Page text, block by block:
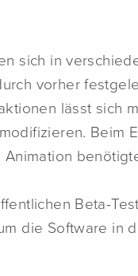
sich in
vorher
lässt sich
Beim
Beta-
die Software in